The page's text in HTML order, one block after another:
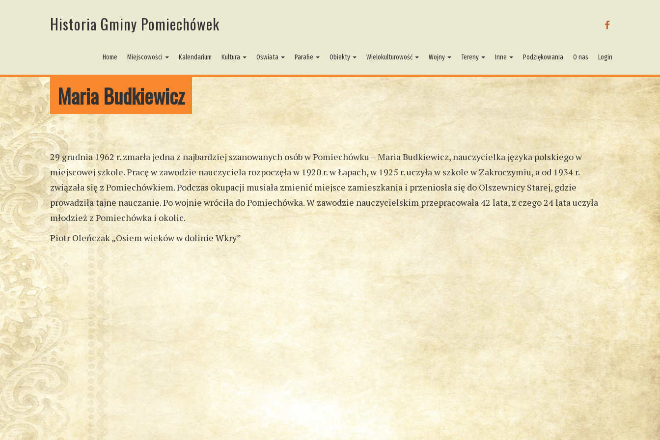
Historia Gminy Pomiechówek FACEBOOK
Home Miejscowości Kalendarium Kultura Oświata Parafie Obiekty Wielokulturowość Wojny Tereny Inne Podziękowania O nas Login
Maria Budkiewicz
29 grudnia 1962 r. zmarła jedna z najbardziej szanowanych osób w Pomiechówku – Maria Budkiewicz, nauczycielka języka polskiego w
miejscowej szkole. Pracę w zawodzie nauczyciela rozpoczęła w 1920 r. w Łapach, w 1925 r. uczyła w szkole w Zakroczymiu, a od 1934 r.
związała się z Pomiechówkiem. Podczas okupacji musiała zmienić miejsce zamieszkania i przeniosła się do Olszewnicy Starej, gdzie
prowadziła tajne nauczanie. Po wojnie wróciła do Pomiechówka. W zawodzie nauczycielskim przepracowała 42 lata, z czego 24 lata uczyła
młodzież z Pomiechówka i okolic.
Piotr Oleńczak „Osiem wieków w dolinie Wkry”